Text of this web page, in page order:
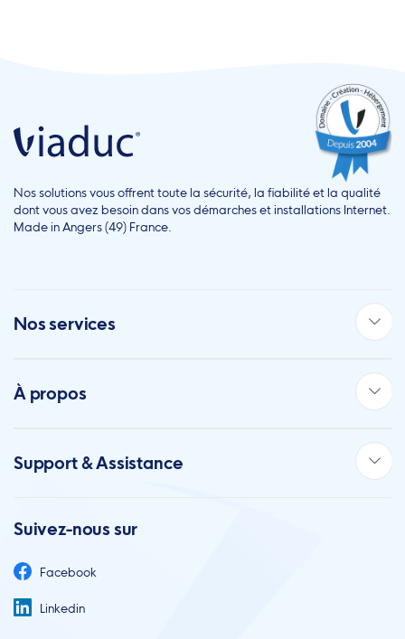
Nos solutions vous offrent toute la sécurité, la fiabilité et la qualité
dont vous avez besoin dans vos démarches et installations Internet.
Made in Angers (49) France.
Nos services
À propos
Support & Assistance
Suivez-nous sur
Facebook
Linkedin